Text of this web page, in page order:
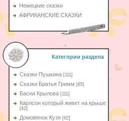
Немецкие сказки
АФРИКАНСКИЕ СКАЗКИ
Категории раздела
Сказки Пушкина [111]
Сказки Братья Гримм [65]
Басни Крылова [111]
Карлсон который живет на крыше
[42]
Домовенок Кузя [82]